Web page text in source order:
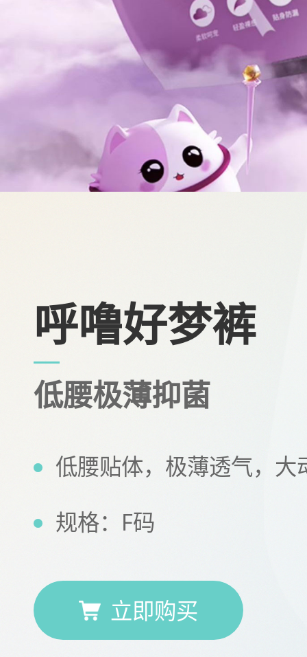
呼噜好梦裤
低腰极薄抑菌
低腰贴体，极薄透气，大
规格：F码
立即购买